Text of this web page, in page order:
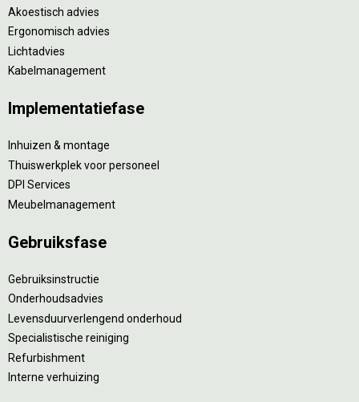
Akoestisch advies
Ergonomisch advies
Lichtadvies
Kabelmanagement
Implementatiefase
Inhuizen & montage
Thuiswerkplek voor personeel
DPI Services
Meubelmanagement
Gebruiksfase
Gebruiksinstructie
Onderhoudsadvies
Levensduurverlengend onderhoud
Specialistische reiniging
Refurbishment
Interne verhuizing